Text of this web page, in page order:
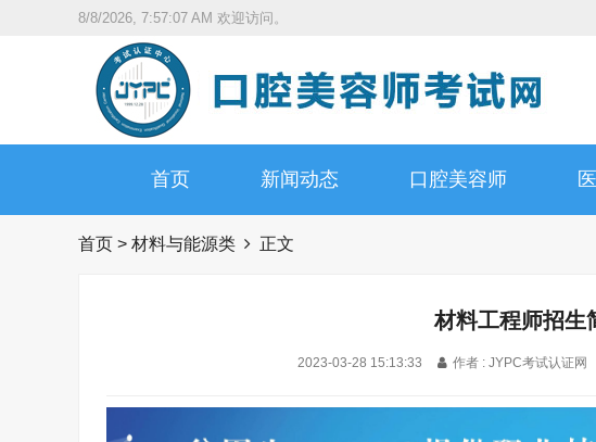
8/8/2026, 7:57:08 AM 欢迎访问。
首页 新闻动态 口腔美容师
首页 > 材料与能源类 正文
材料工程师招生
2023-03-28 15:13:33 作者 : JYPC考试认证网